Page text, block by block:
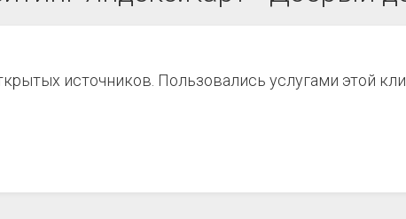
источников. Пользовались услугами этой